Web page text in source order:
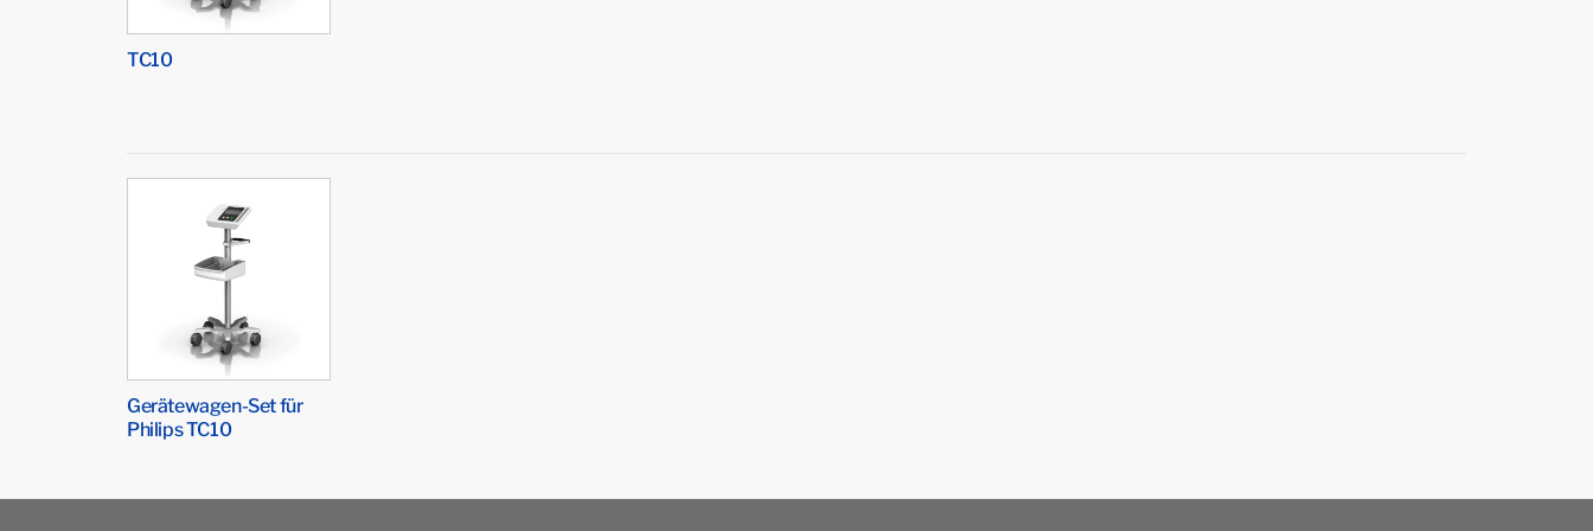
TC10
Gerätewagen-Set für
Philips TC10